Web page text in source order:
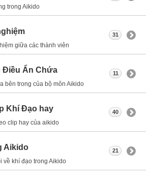
trong Aikido
giữa các thành viên
31
Điều Ẩn Chứa
bên trong của bộ môn Aikido
11
Khí Đạo hay
clip hay của aikido
40
Aikido
về khí đạo trong Aikido
21